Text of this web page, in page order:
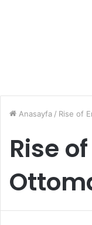
Anasayfa / Rise of
Rise